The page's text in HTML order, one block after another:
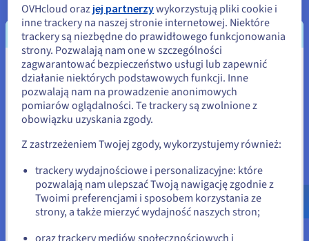
Korzyści
Dzięki wysokiemu poziomowi automatyzacji w
centrach danych OVHcloud, Shockbyte wdrożył
infrastrukturę niemal natychmiast i przystąpił do
zarządzania serwerami. Przełożyło się to również
samodzielnie zarządzać serwerami. Mogą też w
prosty sposób uruchamiać gry za pomocą Panelu
sterowania Shockbyte, bez względu na posiadany
stopień wiedzy technicznej.
Wydaje się, że znajdujesz się w
Stany Zjednoczone
Jeśli chcesz złożyć zamówienie w Stany Zjednoczone, wyszukaj
Go to Stany Zjednoczone website
us.ovhcloud.com/
Angielski USD - $
lub
OVHcloud oraz jej partnerzywykorzystują pliki cookie i
inne trackery na naszej stronie internetowej. Niektóre
trackery są niezbędne do prawidłowego funkcjonowania
strony. Pozwalają nam one w szczególności
zagwarantować bezpieczeństwo usługi lub zapewnić
działanie niektórych podstawowych funkcji. Inne
pozwalają nam na prowadzenie anonimowych
pomiarów oglądalności. Te trackery są zwolnione z
obowiązku uzyskania zgody.
Z zastrzeżeniem Twojej zgody, wykorzystujemy również:
trackery wydajnościowe i personalizacyjne: które
pozwalają nam ulepszać Twoją nawigację zgodnie z
Twoimi preferencjami i sposobem korzystania ze
strony, a także mierzyć wydajność naszych stron;